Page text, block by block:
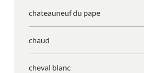
chateauneuf du pape
chaud
cheval blanc